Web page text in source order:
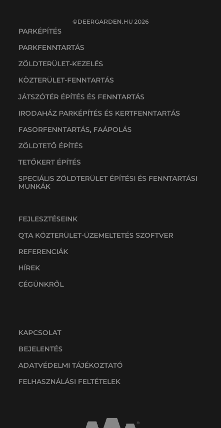
©DEERGARDEN.HU 2026
PARKÉPÍTÉS
PARKFENNTARTÁS
ZÖLDTERÜLET-KEZELÉS
KÖZTERÜLET-FENNTARTÁS
JÁTSZÓTÉR ÉPÍTÉS ÉS FENNTARTÁS
IRODAHÁZ PARKÉPÍTÉS ÉS KERTFENNTARTÁS
FASORFENNTARTÁS, FAÁPOLÁS
ZÖLDTETŐ ÉPÍTÉS
TETŐKERT ÉPÍTÉS
SPECIÁLIS ZÖLDTERÜLET ÉPÍTÉSI ÉS FENNTARTÁSI
MUNKÁK
FEJLESZTÉSEINK
QTA KÖZTERÜLET-ÜZEMELTETÉS SZOFTVER
REFERENCIÁK
HÍREK
CÉGÜNKRŐL
KAPCSOLAT
BEJELENTÉS
ADATVÉDELMI TÁJÉKOZTATÓ
FELHASZNÁLÁSI FELTÉTELEK